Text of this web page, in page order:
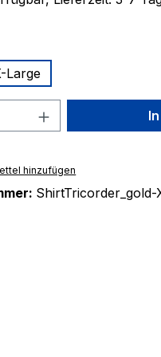
ist zurzeit nicht
Large
Anzahl: Gib
hinzufügen
ShirtTricorder_gold-